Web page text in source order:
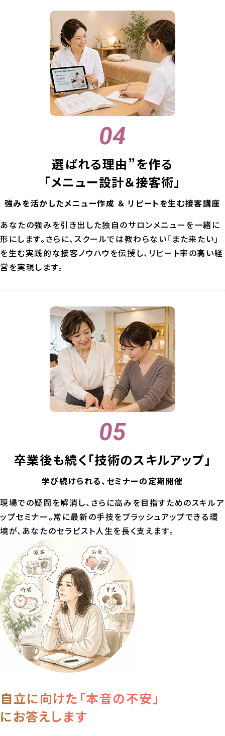
選ばれる理由”を作る
「メニュー設計＆接客術」
強みを活かしたメニュー作成 ＆ リピートを生む接客講座
あなたの強みを引き出した独自のサロンメニューを一緒に
形にします。さらに、スクールでは教わらない「また来たい」
を生む実践的な接客ノウハウを伝授し、リピート率の高い経
営を実現します。
卒業後も続く 「技術のスキルアップ」
学び続けられる、セミナーの定期開催
現場での疑問を解消し、さらに高みを目指すためのスキルア
ップセミナー。常に最新の手技をブラッシュアップできる環
境が、あなたのセラピスト人生を長く支えます。
自立に向けた「本音の不安」
にお答えします